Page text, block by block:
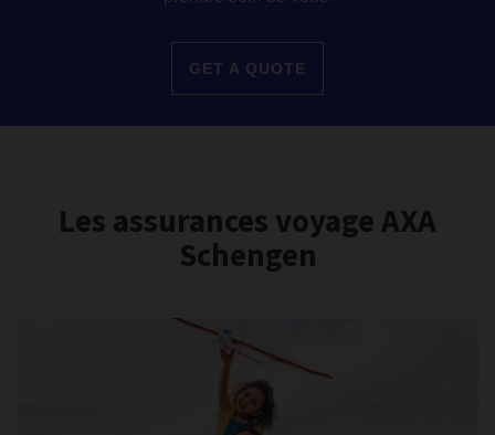
GET A QUOTE
Les assurances voyage AXA
Schengen